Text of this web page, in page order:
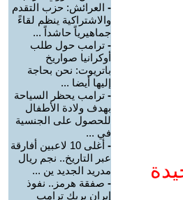
- العرائش: حزب التقدم
والاشتراكية ينظم لقاءً
جماهيرياً حاشداً ...
- ترامب حول طلب
أوكرانيا صواريخ
باتريوت: نحن بحاجة
إليها أيضا ...
- ترامب يحظر السياحة
بهدف ولادة الأطفال
للحصول على الجنسية
في ...
-
أغلى 10 لاعبين أفارقة
عبر التاريخ.. نجم ريال
مدريد الجديد ين ...
- صفقة هرمز.. نفوذ
إيران يربك ترامب